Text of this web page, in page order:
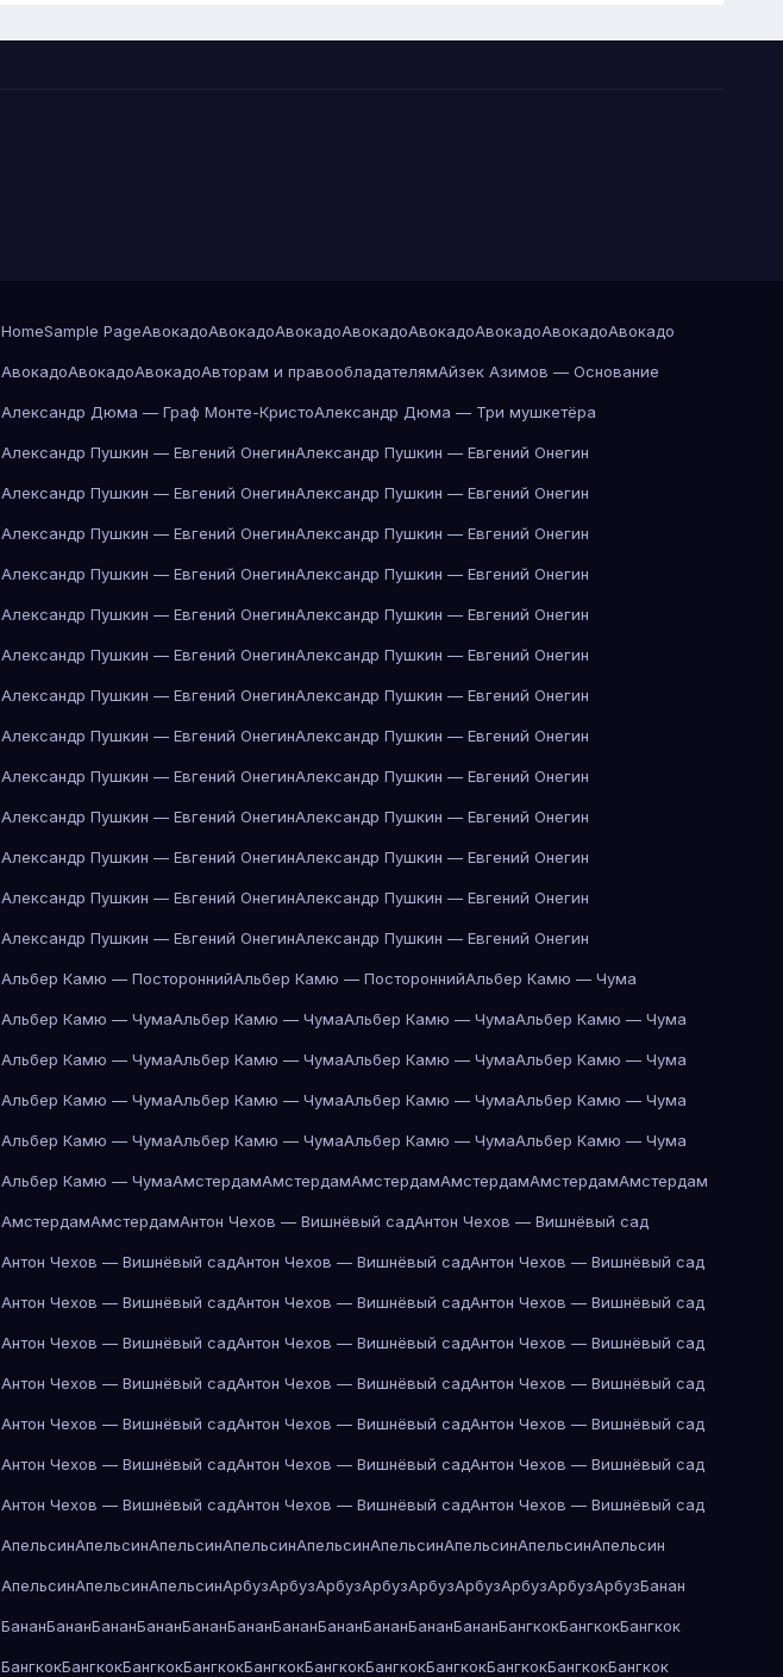
HomeSample PageАвокадоАвокадоАвокадоАвокадоАвокадоАвокадоАвокадоАвокадо
АвокадоАвокадоАвокадоАвторам и правообладателямАйзек Азимов — Основание
Александр Дюма — Граф Монте-КристоАлександр Дюма — Три мушкетёра
Александр Пушкин — Евгений ОнегинАлександр Пушкин — Евгений Онегин
Александр Пушкин — Евгений ОнегинАлександр Пушкин — Евгений Онегин
Александр Пушкин — Евгений ОнегинАлександр Пушкин — Евгений Онегин
Александр Пушкин — Евгений ОнегинАлександр Пушкин — Евгений Онегин
Александр Пушкин — Евгений ОнегинАлександр Пушкин — Евгений Онегин
Александр Пушкин — Евгений ОнегинАлександр Пушкин — Евгений Онегин
Александр Пушкин — Евгений ОнегинАлександр Пушкин — Евгений Онегин
Александр Пушкин — Евгений ОнегинАлександр Пушкин — Евгений Онегин
Александр Пушкин — Евгений ОнегинАлександр Пушкин — Евгений Онегин
Александр Пушкин — Евгений ОнегинАлександр Пушкин — Евгений Онегин
Александр Пушкин — Евгений ОнегинАлександр Пушкин — Евгений Онегин
Александр Пушкин — Евгений ОнегинАлександр Пушкин — Евгений Онегин
Александр Пушкин — Евгений ОнегинАлександр Пушкин — Евгений Онегин
Альбер Камю — ПостороннийАльбер Камю — ПостороннийАльбер Камю — Чума
Альбер Камю — ЧумаАльбер Камю — ЧумаАльбер Камю — ЧумаАльбер Камю — Чума
Альбер Камю — ЧумаАльбер Камю — ЧумаАльбер Камю — ЧумаАльбер Камю — Чума
Альбер Камю — ЧумаАльбер Камю — ЧумаАльбер Камю — ЧумаАльбер Камю — Чума
Альбер Камю — ЧумаАльбер Камю — ЧумаАльбер Камю — ЧумаАльбер Камю — Чума
Альбер Камю — ЧумаАмстердамАмстердамАмстердамАмстердамАмстердамАмстердам
АмстердамАмстердамАнтон Чехов — Вишнёвый садАнтон Чехов — Вишнёвый сад
Антон Чехов — Вишнёвый садАнтон Чехов — Вишнёвый садАнтон Чехов — Вишнёвый сад
Антон Чехов — Вишнёвый садАнтон Чехов — Вишнёвый садАнтон Чехов — Вишнёвый сад
Антон Чехов — Вишнёвый садАнтон Чехов — Вишнёвый садАнтон Чехов — Вишнёвый сад
Антон Чехов — Вишнёвый садАнтон Чехов — Вишнёвый садАнтон Чехов — Вишнёвый сад
Антон Чехов — Вишнёвый садАнтон Чехов — Вишнёвый садАнтон Чехов — Вишнёвый сад
Антон Чехов — Вишнёвый садАнтон Чехов — Вишнёвый садАнтон Чехов — Вишнёвый сад
Антон Чехов — Вишнёвый садАнтон Чехов — Вишнёвый садАнтон Чехов — Вишнёвый сад
АпельсинАпельсинАпельсинАпельсинАпельсинАпельсинАпельсинАпельсинАпельсин
АпельсинАпельсинАпельсинАрбузАрбузАрбузАрбузАрбузАрбузАрбузАрбузАрбузБанан
БананБананБананБананБананБананБананБананБананБананБананБангкокБангкокБангкок
БангкокБангкокБангкокБангкокБангкокБангкокБангкокБангкокБангкокБангкокБангкок